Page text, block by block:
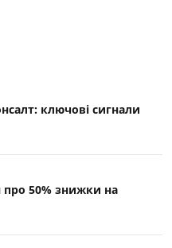
ключові cигнали
про 50% знижки на